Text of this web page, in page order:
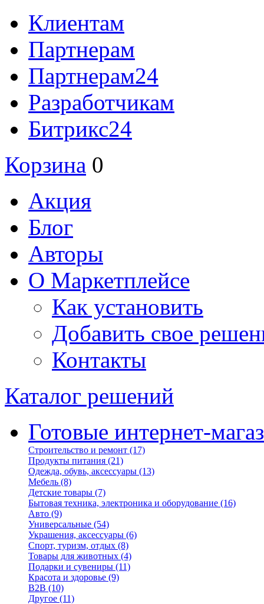
Клиентам
Партнерам
Партнерам24
Разработчикам
Битрикс24
Корзина 0
Акция
Блог
Авторы
О Маркетплейсе
Как установить
Добавить свое
Контакты
Каталог решений
Готовые интернет-
Строительство и ремонт (17)
Продукты питания (21)
Одежда, обувь, аксессуары (13)
Мебель (8)
Детские товары (7)
Бытовая техника, электроника и оборудование (16)
Авто (9)
Универсальные (54)
Украшения, аксессуары (6)
Спорт, туризм, отдых (8)
Товары для животных (4)
Подарки и сувениры (11)
Красота и здоровье (9)
B2B (10)
Другое (11)